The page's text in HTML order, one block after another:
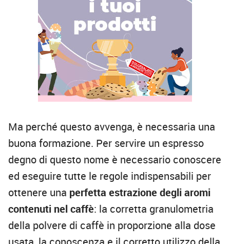
Ma perché questo avvenga, è necessaria una
buona formazione. Per servire un espresso
degno di questo nome è necessario conoscere
ed eseguire tutte le regole indispensabili per
ottenere una perfetta estrazione degli aromi
contenuti nel caffè: la corretta granulometria
della polvere di caffè in proporzione alla dose